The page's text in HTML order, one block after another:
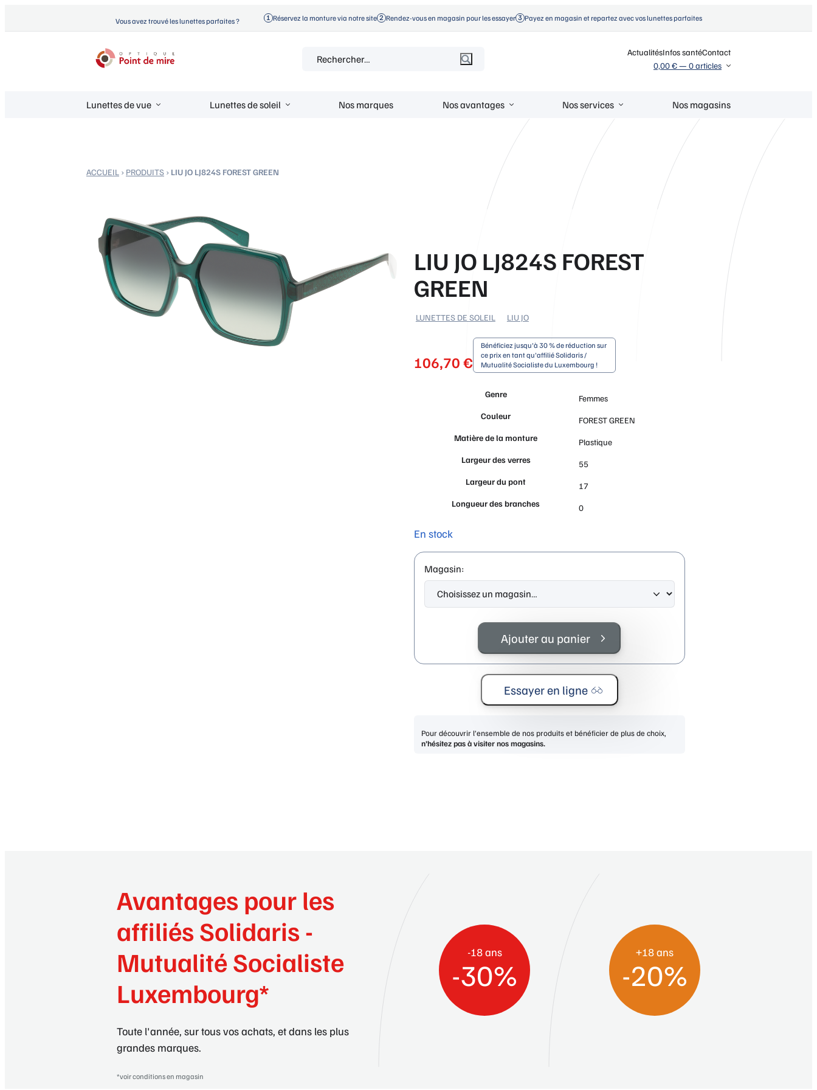
Vous avez trouvé les lunettes parfaites ? Réservez la monture via notre site Rendez-vous en magasin pour les essayer Payez en magasin et repartez avec vos lunettes parfaites
ActualitésInfos santéContact
0,00 €— 0 articles
Lunettes de vue Lunettes de soleil Nos marques Nos avantages Nos services Nos magasins
ACCUEIL › PRODUITS › LIU JO LJ824S FOREST GREEN
LIU JO LJ824S FOREST
GREEN
LUNETTES DE SOLEIL LIU JO
106,70 €
Bénéficiez jusqu'à 30 % de réduction sur
ce prix en tant qu'affilié Solidaris /
Mutualité Socialiste du Luxembourg !
Genre
Femmes
Couleur
FOREST GREEN
Matière de la monture
Plastique
Largeur des verres
55
Largeur du pont
17
Longueur des branches
0
En stock
Magasin:
Ajouter au panier
Essayer en ligne
Pour découvrir l’ensemble de nos produits et bénéficier de plus de choix,
n’hésitez pas à visiter nos magasins.
Avantages pour les
affiliés Solidaris -
Mutualité Socialiste
Luxembourg*
Toute l'année, sur tous vos achats, et dans les plus
grandes marques.
*voir conditions en magasin
-18 ans
-30%
+18 ans
-20%